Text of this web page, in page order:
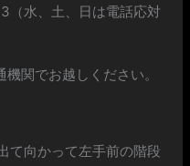
水、土、日は電話応対
関でお越しください。
向かって左手前の階段